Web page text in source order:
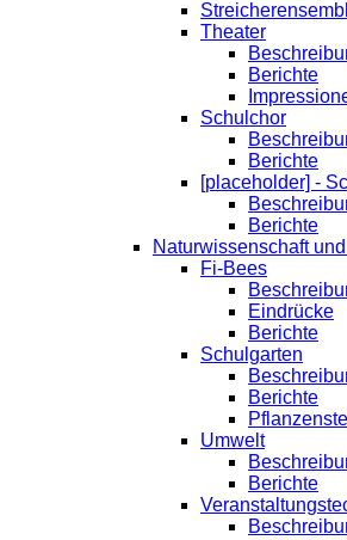
Theater
Berichte
Schulchor
Berichte
[placeholder] -
Berichte
Naturwissenschaft
Fi-Bees
Eindrücke
Berichte
Schulgarten
Berichte
Umwelt
Berichte